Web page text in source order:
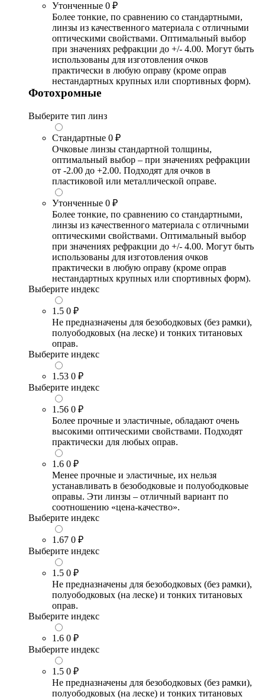
Утонченные 0 ₽
Более тонкие, по сравнению со стандартными,
линзы из качественного материала с отличными
оптическими свойствами. Оптимальный выбор
при значениях рефракции до +/- 4.00. Могут быть
использованы для изготовления очков
практически в любую оправу (кроме оправ
нестандартных крупных или спортивных форм).
Фотохромные
Выберите тип линз
Стандартные 0 ₽
Очковые линзы стандартной толщины,
оптимальный выбор – при значениях рефракции
от -2.00 до +2.00. Подходят для очков в
пластиковой или металлической оправе.
Утонченные 0 ₽
Более тонкие, по сравнению со стандартными,
линзы из качественного материала с отличными
оптическими свойствами. Оптимальный выбор
при значениях рефракции до +/- 4.00. Могут быть
использованы для изготовления очков
практически в любую оправу (кроме оправ
нестандартных крупных или спортивных форм).
Выберите индекс
1.5 0 ₽
Не предназначены для безободковых (без рамки),
полуободковых (на леске) и тонких титановых
оправ.
Выберите индекс
1.53 0 ₽
Выберите индекс
1.56 0 ₽
Более прочные и эластичные, обладают очень
высокими оптическими свойствами. Подходят
практически для любых оправ.
1.6 0 ₽
Менее прочные и эластичные, их нельзя
устанавливать в безободковые и полуободковые
оправы. Эти линзы – отличный вариант по
соотношению «цена-качество».
Выберите индекс
1.67 0 ₽
Выберите индекс
1.5 0 ₽
Не предназначены для безободковых (без рамки),
полуободковых (на леске) и тонких титановых
оправ.
Выберите индекс
1.6 0 ₽
Выберите индекс
1.5 0 ₽
Не предназначены для безободковых (без рамки),
полуободковых (на леске) и тонких титановых